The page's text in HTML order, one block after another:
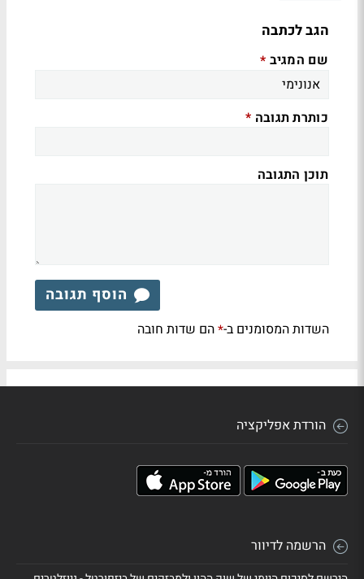
הגב לכתבה
שם המגיב *
כותרת תגובה *
תוכן התגובה
הוסף תגובה
השדות המסומנים ב-*הם שדות חובה
הורדת אפליקציה
הרשמה לדיוור